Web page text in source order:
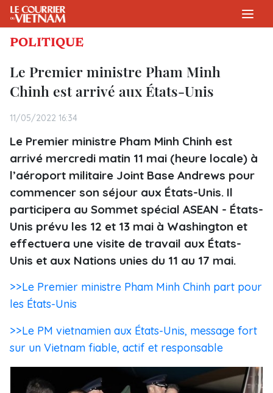
POLITIQUE
Le Premier ministre Pham Minh
Chinh est arrivé aux États-Unis
11/05/2022 16:34
Le Premier ministre Pham Minh Chinh est
arrivé mercredi matin 11 mai (heure locale) à
l’aéroport militaire Joint Base Andrews pour
commencer son séjour aux États-Unis. Il
participera au Sommet spécial ASEAN - États-
Unis prévu les 12 et 13 mai à Washington et
effectuera une visite de travail aux États-
Unis et aux Nations unies du 11 au 17 mai.
>>Le Premier ministre Pham Minh Chinh part pour
les États-Unis
>>Le PM vietnamien aux États-Unis, message fort
sur un Vietnam fiable, actif et responsable